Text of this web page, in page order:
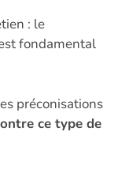
: le
fondamental
préconisations
ce type de